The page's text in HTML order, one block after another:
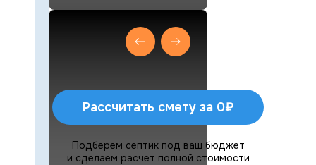
Рассчитать смету за 0₽
Подберем септик под ваш бюджет
и сделаем расчет полной стоимости